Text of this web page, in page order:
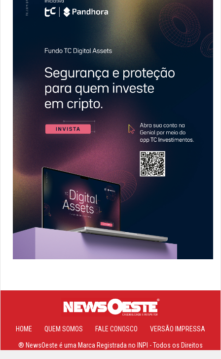
HOME QUEM SOMOS FALE CONOSCO VERSÃO IMPRESSA
® NewsOeste é uma Marca Registrada no INPI - Todos os Direitos